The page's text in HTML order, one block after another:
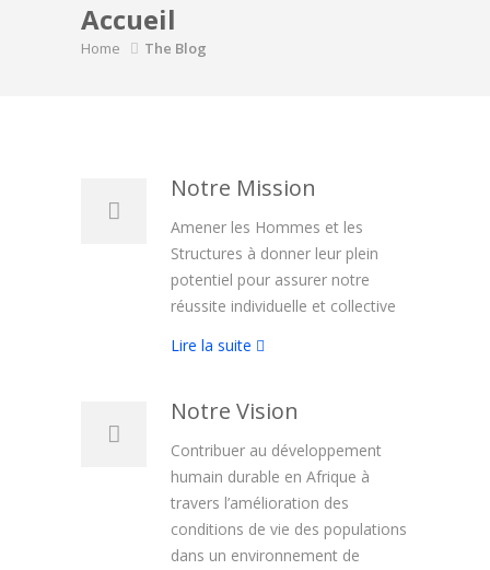
Accueil
Home The Blog
Notre Mission
Amener les Hommes et les
Structures à donner leur plein
potentiel pour assurer notre
réussite individuelle et collective
Lire la suite
Notre Vision
Contribuer au développement
humain durable en Afrique à
travers l’amélioration des
conditions de vie des populations
dans un environnement de